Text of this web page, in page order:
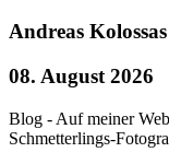
Andreas
08. August 2026
Blog - Auf meiner
Schmetterlings-